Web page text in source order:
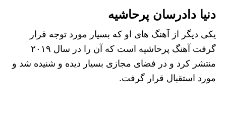
دنیا دادرسان پرحاشیه
یکی دیگر از آهنگ های او که بسیار مورد توجه قرار
گرفت آهنگ پرحاشیه است که آن را در سال ۲۰۱۹
منتشر کرد و در فضای مجازی بسیار دیده و شنیده شد و
مورد استقبال قرار گرفت.